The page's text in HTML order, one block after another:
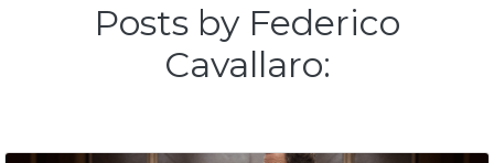
Posts by Federico
Cavallaro: